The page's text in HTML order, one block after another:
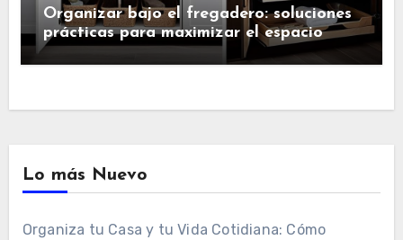
Organizar bajo el fregadero: soluciones
prácticas para maximizar el espacio
Lo más Nuevo
Organiza tu Casa y tu Vida Cotidiana: Cómo